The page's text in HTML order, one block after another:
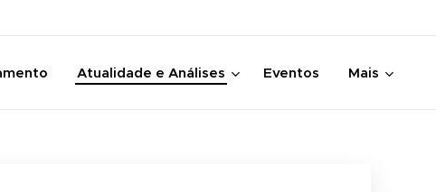
Atualidade e Análises Eventos Mais